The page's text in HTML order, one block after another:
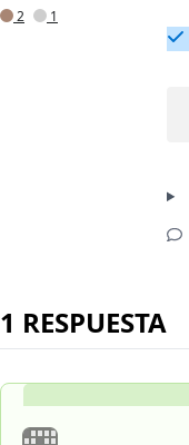
2
1
1 RESPUESTA